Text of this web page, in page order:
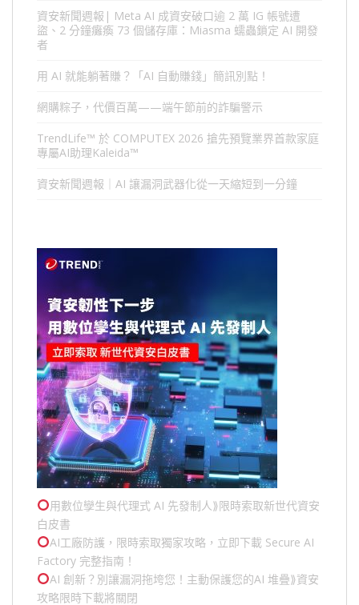
資安新聞週報| Meta AI 成資安破口逾 2 萬 IG 帳號遭
盜、2 分鐘癱瘓 73 個儲存庫：Miasma 蠕蟲鎖定 AI 開發
者
用 AI 就能躺著賺？「AI 自動賺錢」簡訊別點！
網購粽子，代價百萬——端午節前的詐騙警示
TrendLife™ 於 COMPUTEX 2026 搶先預覽業界首款家庭
專屬AI助理Kaleida™
資安新聞週報｜AI 讓漏洞武器化從一天縮短到一分鐘
用數位孿生與代理式 AI 先發制人⟫限時索取新世代資安
白皮書
AI工廠防護，限時索取獨家攻略，立即下載 Secure AI
Factory 完整指南！
AI 創新？別讓漏洞拖垮您！主動保護您的AI 堆疊⟫資安
攻略限時下載將關閉